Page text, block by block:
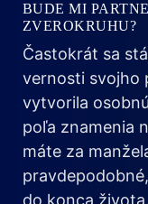
BUDE MI
ZVEROKRUHU?
Častokrát sa
vernosti svojho
vytvorila
poľa znamenia
máte za
do konca